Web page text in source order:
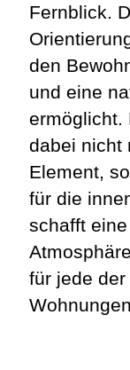
Fernblick .
den
und eine
ermöglicht.
dabei nicht
Element,
für die
schafft
für jede der
Wohnungen